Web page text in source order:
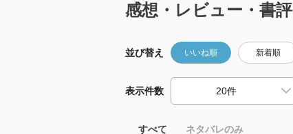
感想・レビュー・書評
並び替え いいね順 新着順
表示件数
すべて ネタバレのみ